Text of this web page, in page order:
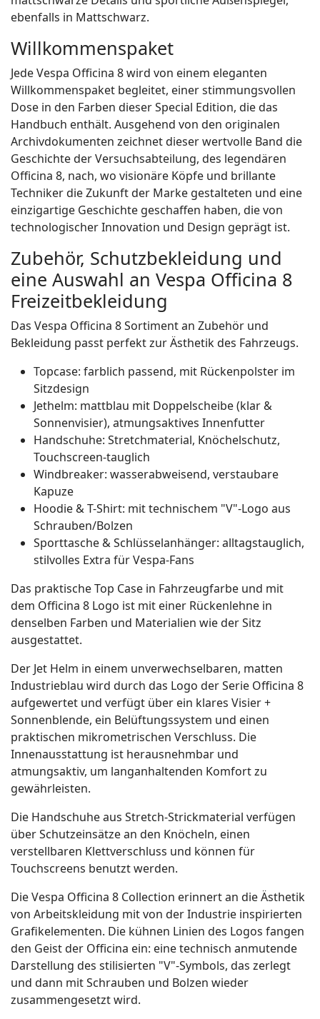
ebenfalls in Mattschwarz.
Willkommenspaket
Jede Vespa Officina 8 wird von einem eleganten
Willkommenspaket begleitet, einer stimmungsvollen
Dose in den Farben dieser Special Edition, die das
Handbuch enthält. Ausgehend von den originalen
Archivdokumenten zeichnet dieser wertvolle Band die
Geschichte der Versuchsabteilung, des legendären
Officina 8, nach, wo visionäre Köpfe und brillante
Techniker die Zukunft der Marke gestalteten und eine
einzigartige Geschichte geschaffen haben, die von
technologischer Innovation und Design geprägt ist.
Zubehör, Schutzbekleidung und
eine Auswahl an Vespa Officina 8
Freizeitbekleidung
Das Vespa Officina 8 Sortiment an Zubehör und
Bekleidung passt perfekt zur Ästhetik des Fahrzeugs.
Topcase: farblich passend, mit Rückenpolster im
Sitzdesign
Jethelm: mattblau mit Doppelscheibe (klar &
Sonnenvisier), atmungsaktives Innenfutter
Handschuhe: Stretchmaterial, Knöchelschutz,
Touchscreen-tauglich
Windbreaker: wasserabweisend, verstaubare
Kapuze
Hoodie & T-Shirt: mit technischem "V"-Logo aus
Schrauben/Bolzen
Sporttasche & Schlüsselanhänger: alltagstauglich,
stilvolles Extra für Vespa-Fans
Das praktische Top Case in Fahrzeugfarbe und mit
dem Officina 8 Logo ist mit einer Rückenlehne in
denselben Farben und Materialien wie der Sitz
ausgestattet.
Der Jet Helm in einem unverwechselbaren, matten
Industrieblau wird durch das Logo der Serie Officina 8
aufgewertet und verfügt über ein klares Visier +
Sonnenblende, ein Belüftungssystem und einen
praktischen mikrometrischen Verschluss. Die
Innenausstattung ist herausnehmbar und
atmungsaktiv, um langanhaltenden Komfort zu
gewährleisten.
Die Handschuhe aus Stretch-Strickmaterial verfügen
über Schutzeinsätze an den Knöcheln, einen
verstellbaren Klettverschluss und können für
Touchscreens benutzt werden.
Die Vespa Officina 8 Collection erinnert an die Ästhetik
von Arbeitskleidung mit von der Industrie inspirierten
Grafikelementen. Die kühnen Linien des Logos fangen
den Geist der Officina ein: eine technisch anmutende
Darstellung des stilisierten "V"-Symbols, das zerlegt
und dann mit Schrauben und Bolzen wieder
zusammengesetzt wird.